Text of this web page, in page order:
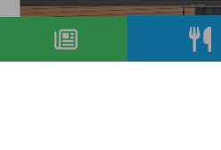
Un sacco di